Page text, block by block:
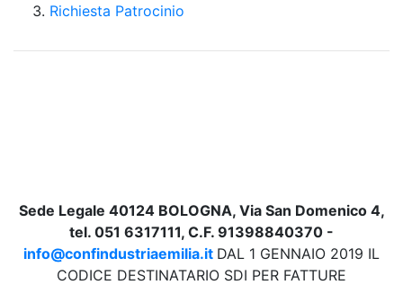
Richiesta Patrocinio
Sede Legale 40124 BOLOGNA, Via San Domenico 4,
tel. 051 6317111, C.F. 91398840370 -
info@confindustriaemilia.it DAL 1 GENNAIO 2019 IL
CODICE DESTINATARIO SDI PER FATTURE